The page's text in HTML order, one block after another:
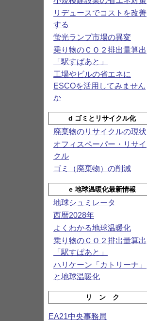
リデュースでコストを改善
する
蛍光ランプ市場の異変
乗り物のＣＯ２排出量算出
「駅すぱあと」
工場やビルの省エネに
ESCOを活用してみません
か
d ゴミとリサイクル化
廃棄物のリサイクルの現状
オフィスペーパー・リサイ
クル
ゴミ（廃棄物）の削減
e 地球温暖化最新情報
地球シュミレータ
西暦2028年
よくわかる地球温暖化
乗り物のＣＯ２排出量算出
「駅すぱあと」
ハリケーン「カトリーナ」
と地球温暖化
リ ン ク
EA21中央事務局